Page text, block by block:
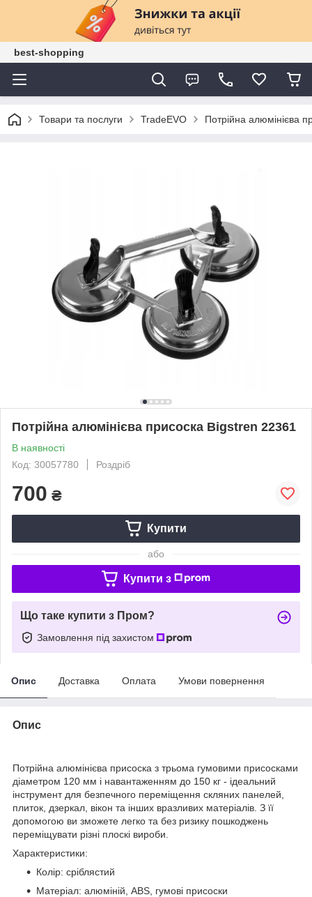
best-shopping
Товари та послуги TradeEVO Потрійна алюмінієва
Потрійна алюмінієва присоска Bigstren 22361
В наявності
Код: 30057780
Роздріб
700 ₴
Купити
або
Купити з
Що таке купити з Пром?
Замовлення під захистом
Опис Доставка Оплата Умови повернення
Опис
Потрійна алюмінієва присоска з трьома гумовими присосками
діаметром 120 мм і навантаженням до 150 кг - ідеальний
інструмент для безпечного переміщення скляних панелей,
плиток, дзеркал, вікон та інших вразливих матеріалів. З її
допомогою ви зможете легко та без ризику пошкоджень
переміщувати різні плоскі вироби.
Характеристики:
Колір: сріблястий
Матеріал: алюміній, ABS, гумові присоски